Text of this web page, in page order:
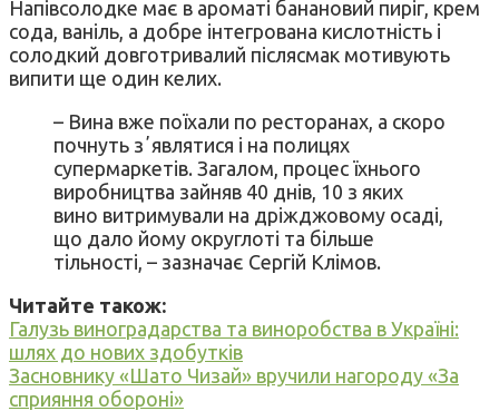
Напівсолодке має в ароматі банановий пиріг, крем
сода, ваніль, а добре інтегрована кислотність і
солодкий довготривалий післясмак мотивують
випити ще один келих.
– Вина вже поїхали по ресторанах, а скоро
почнуть зʼявлятися і на полицях
супермаркетів. Загалом, процес їхнього
виробництва зайняв 40 днів, 10 з яких
вино витримували на дріжджовому осаді,
що дало йому округлоті та більше
тільності, – зазначає Сергій Клімов.
Читайте також:
Галузь виноградарства та виноробства в Україні:
шлях до нових здобутків
Засновнику «Шато Чизай» вручили нагороду «За
сприяння обороні»